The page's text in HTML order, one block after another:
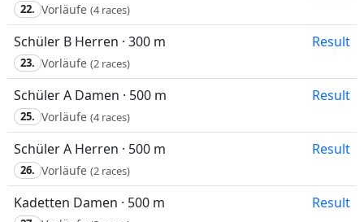
22. Vorläufe (4 races)
Schüler B Herren · 300 m Result
23. Vorläufe (2 races)
Schüler A Damen · 500 m Result
25. Vorläufe (4 races)
Schüler A Herren · 500 m Result
26. Vorläufe (2 races)
Kadetten Damen · 500 m Result